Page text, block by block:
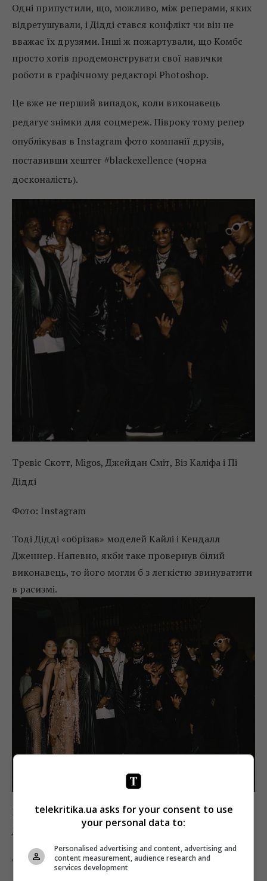
Одні припустили, що, можливо, між реперами, яких
відретушували, і Дідді стався конфлікт чи він не
вважає їх друзями. Інші ж пожартували, що Комбс
просто хотів продемонструвати свої навички
роботи в графічному редакторі Photoshop.
Це вже не перший випадок, коли виконавець
редагує знімки для соцмереж. Півроку тому репер
опублікував в Instagram фото компанії друзів,
поставивши хештег #blackexellence (чорна
досконалість).
Тревіс Скотт, Migos, Джейдан Сміт, Віз Каліфа і Пі
Дідді
Фото: Instagram
Тоді Дідді «обрізав» моделей Кайлі і Кендалл
Дженнер. Напевно, якби таке провернув білий
виконавець, то його могли б з легкістю звинуватити
в расизмі.
Кайлі і Кендалл Дженнер, Тревіс Скотт, Migos,
Джейдан Сміт, Віз Каліфа і Пі Дідді
Фото: Instagram
telekritika.ua asks for your consent to use
your personal data to:
Personalised advertising and content, advertising and
content measurement, audience research and
services development